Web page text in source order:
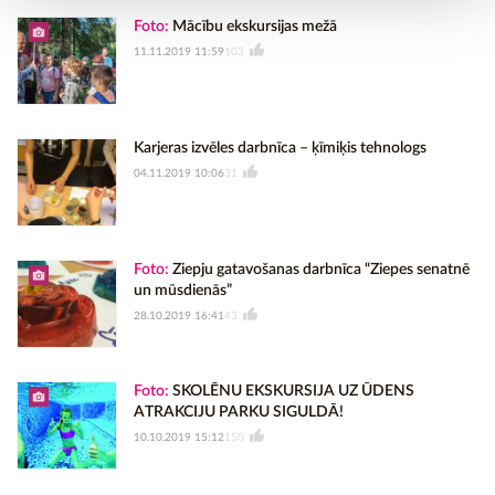
Foto: Mācību ekskursijas mežā
11.11.2019 11:59 103
Karjeras izvēles darbnīca – ķīmiķis tehnologs
04.11.2019 10:0631
Foto: Ziepju gatavošanas darbnīca “Ziepes senatnē
un mūsdienās”
28.10.2019 16:4143
Foto: SKOLĒNU EKSKURSIJA UZ ŪDENS
ATRAKCIJU PARKU SIGULDĀ!
10.10.2019 15:12 150